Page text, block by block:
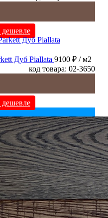
Дуб Piallata 9100 ₽ / м2
код товара: 02-3650